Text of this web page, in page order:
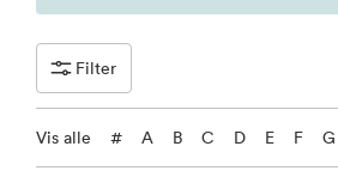
Filter
Vis alle # A B C D E F G